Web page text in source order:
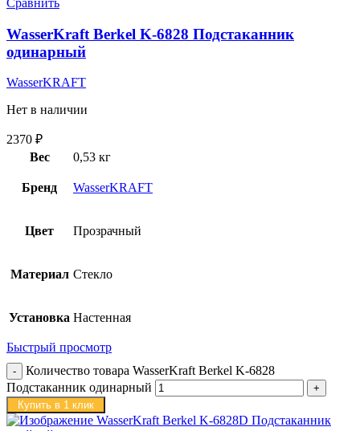
Сравнить
WasserKraft Berkel K-6828 Подстаканник
одинарный
WasserKRAFT
Нет в наличии
2370 ₽
Вес
0,53 кг
Бренд WasserKRAFT
Цвет Прозрачный
Материал Стекло
Установка Настенная
Быстрый просмотр
Количество товара WasserKraft Berkel K-6828
Подстаканник одинарный
Купить в 1 клик